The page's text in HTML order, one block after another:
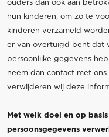
hun kinderen, om zo te
kinderen verzameld
er van overtuigd bent dat
persoonlijke gegevens
neem dan contact met
verwijderen wij deze
Met welk doel en op
persoonsgegevens